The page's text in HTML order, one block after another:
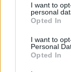
not limited to
grant or deny
use your data
consent section.
I want to
personal
Opted In
I want to
Personal
Opted In